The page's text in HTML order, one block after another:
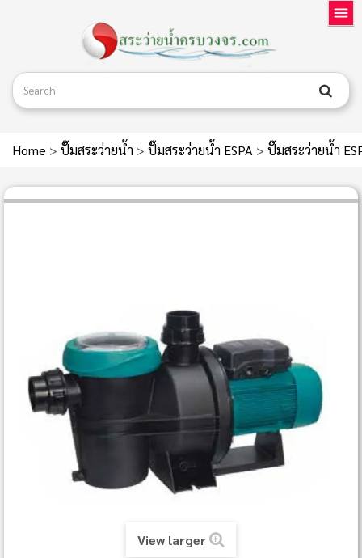
Home > ปั๊มสระว่ายน้ำ > ปั๊มสระว่ายน้ำ ESPA > ปั๊มสระว่ายน้ำ
View larger